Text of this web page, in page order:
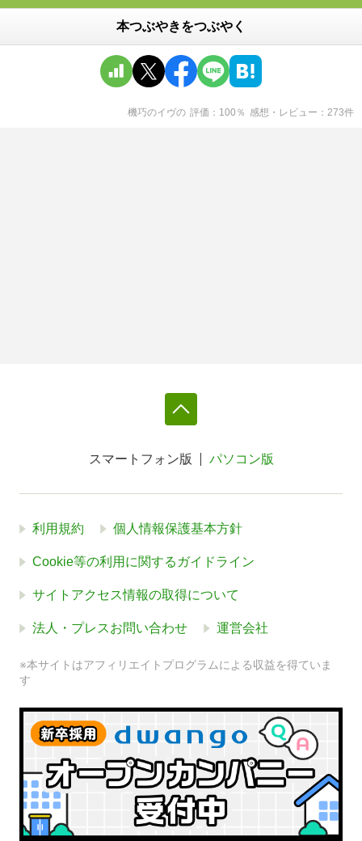
本つぶやきをつぶやく
機巧のイヴの 評価 100 ％ 感想・レビュー 273件
スマートフォン版 パソコン版
利用規約 個人情報保護基本方針
Cookie等の利用に関するガイドライン
サイトアクセス情報の取得について
法人・プレスお問い合わせ 運営会社
※本サイトはアフィリエイトプログラムによる収益を得ていま
す